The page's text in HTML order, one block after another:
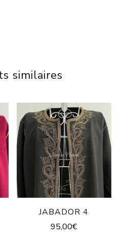
similaires
JABADOR 4
95,00€